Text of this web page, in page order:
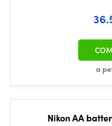
a
Nikon AA